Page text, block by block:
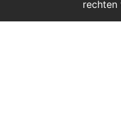
rechten